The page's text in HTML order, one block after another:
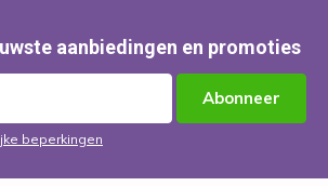
aanbiedingen en promoties
Abonneer
beperkingen